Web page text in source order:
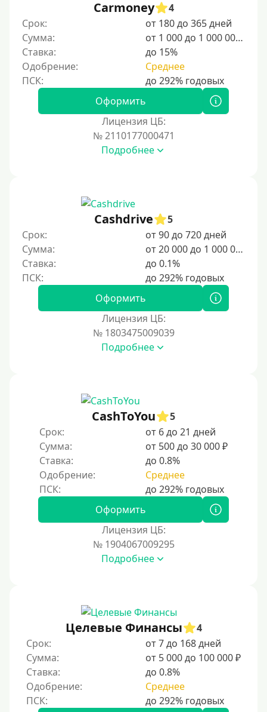
20000 руб
25000 руб
30000 руб
30000 руб на год
35000 руб
40000 руб
150000 руб
200000 руб
250000 руб
Карты банков и платежные системы
Мастеркард
Через Юнистрим (Unistream)
На Вебмани
Виза (Visa)
Моментум (Momentum)
Через систему Контакт (Contact)
Золотая Корона
Через систему быстрых платежей СБП
Carmoney
4
Срок:
от 180 до 365 дней
Сумма:
от 1 000 до 1 000 000 ₽
Ставка:
до 15%
Одобрение:
Среднее
Оформить
Лицензия ЦБ:
№ 2110177000471
Подробнее
Cashdrive
5
Срок:
от 90 до 720 дней
Сумма:
от 20 000 до 1 000 000 ₽
Ставка:
до 0.1%
Оформить
Лицензия ЦБ:
№ 1803475009039
Подробнее
CashToYou
5
Срок:
от 6 до 21 дней
Сумма:
от 500 до 30 000 ₽
Ставка:
до 0.8%
Одобрение:
Среднее
Оформить
Лицензия ЦБ:
№ 1904067009295
Подробнее
Целевые Финансы
4
Срок:
от 7 до 168 дней
Сумма:
от 5 000 до 100 000 ₽
Ставка:
до 0.8%
Одобрение:
Среднее